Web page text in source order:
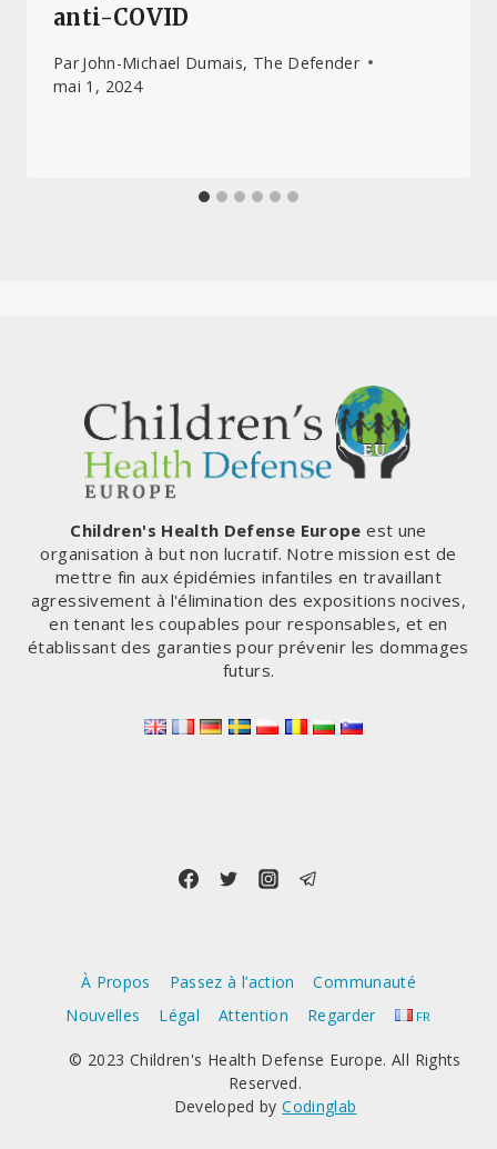
anti-COVID
Par John-Michael Dumais, The Defender
mai 1, 2024
Children's Health Defense Europe est une
organisation à but non lucratif. Notre mission est de
mettre fin aux épidémies infantiles en travaillant
agressivement à l'élimination des expositions nocives,
en tenant les coupables pour responsables, et en
établissant des garanties pour prévenir les dommages
futurs.
À Propos Passez à l’action
Communauté
Nouvelles
Légal Attention Regarder FR
© 2023 Children's Health Defense Europe. All Rights
Reserved.
Developed byCodinglab